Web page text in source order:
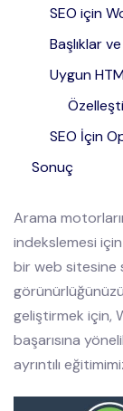
SEO için
Başlıklar
Uygun
SEO İçin
Sonuç
Arama
indekslemesi
bir web sitesine
görünürlüğünüzü
geliştirmek için,
başarısına
ayrıntılı